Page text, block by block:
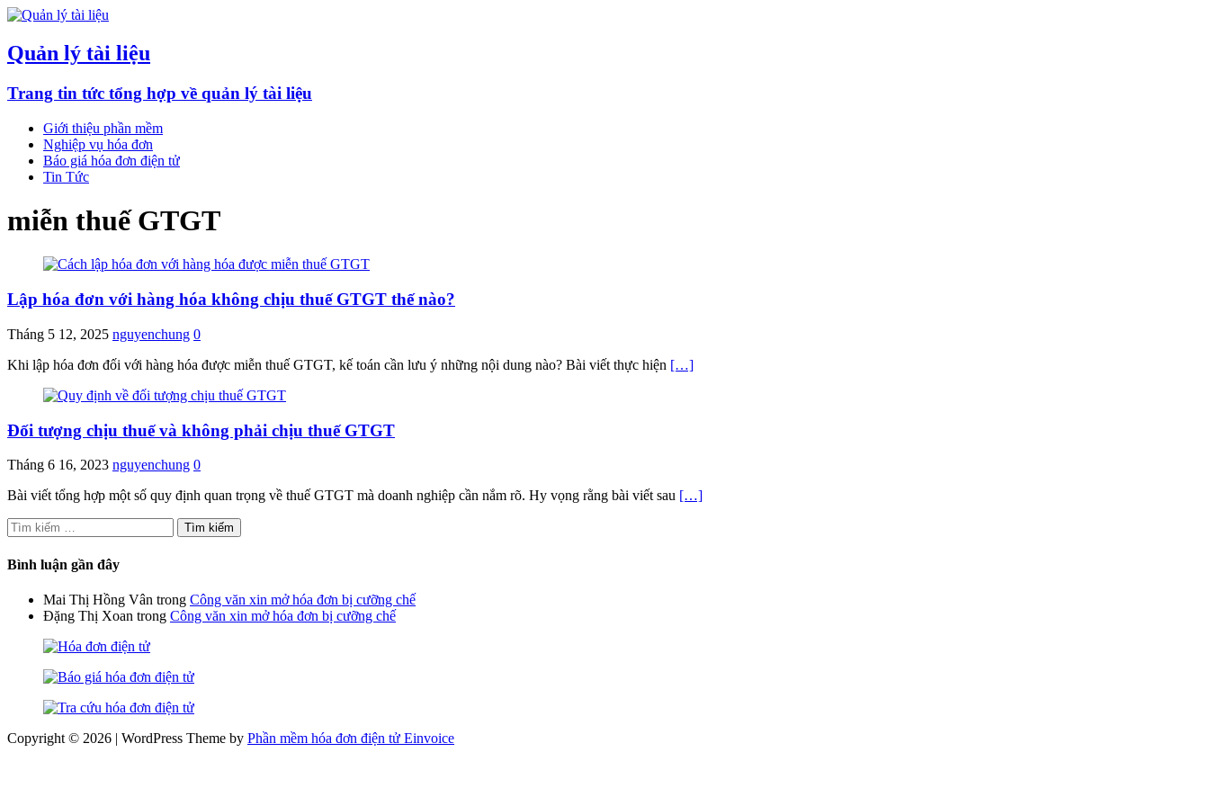
Quản lý tài liệu
Trang tin tức tổng hợp về quản lý tài liệu
Giới thiệu phần mềm
Nghiệp vụ hóa đơn
Báo giá hóa đơn điện tử
Tin Tức
miễn thuế GTGT
Lập hóa đơn với hàng hóa không chịu thuế GTGT thế nào?
Tháng 5 12, 2025 nguyenchung 0
Khi lập hóa đơn đối với hàng hóa được miễn thuế GTGT, kế toán cần lưu ý những nội dung nào? Bài viết thực hiện […]
Đối tượng chịu thuế và không phải chịu thuế GTGT
Tháng 6 16, 2023 nguyenchung 0
Bài viết tổng hợp một số quy định quan trọng về thuế GTGT mà doanh nghiệp cần nắm rõ. Hy vọng rằng bài viết sau […]
Tìm
kiếm
cho:
Bình luận gần đây
Mai Thị Hồng Vân trong Công văn xin mở hóa đơn bị cưỡng chế
Đặng Thị Xoan trong Công văn xin mở hóa đơn bị cưỡng chế
Copyright © 2026 | WordPress Theme by Phần mềm hóa đơn điện tử Einvoice